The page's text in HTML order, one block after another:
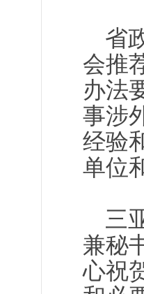
省
会推
办法
事涉
经验
单位
三
兼秘
心祝